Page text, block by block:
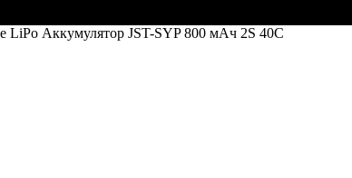
LiPo Аккумулятор JST-SYP 800 мАч 2S 40C